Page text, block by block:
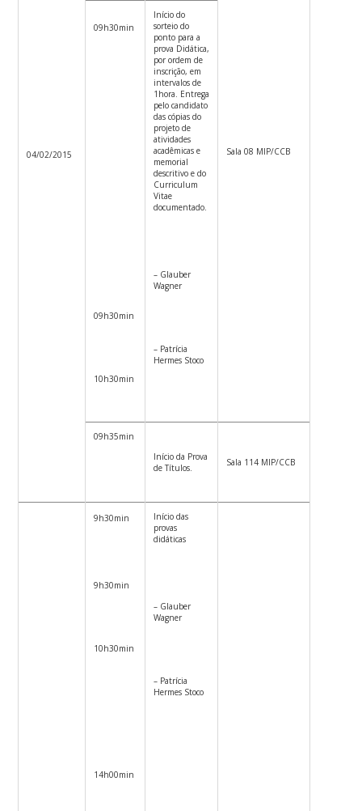
04/02/2015 Sala 08 MIP/CCB
09h30min
09h30min
10h30min
Início do
sorteio do
ponto para a
prova Didática,
por ordem de
inscrição, em
intervalos de
1hora. Entrega
pelo candidato
das cópias do
projeto de
atividades
acadêmicas e
memorial
descritivo e do
Curriculum
Vitae
documentado.
– Glauber
Wagner
– Patrícia
Hermes Stoco
09h35min
Início da Prova
de Títulos.
Sala 114 MIP/CCB
9h30min
9h30min
10h30min
14h00min
Início das
provas
didáticas
– Glauber
Wagner
– Patrícia
Hermes Stoco